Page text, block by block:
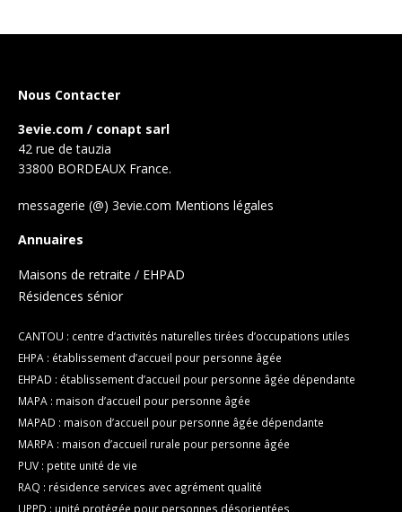
Nous Contacter
3evie.com / conapt sarl
42 rue de tauzia
33800 BORDEAUX France.
messagerie (@) 3evie.com Mentions légales
Annuaires
Maisons de retraite / EHPAD
Résidences sénior
CANTOU : centre d’activités naturelles tirées d’occupations utiles
EHPA : établissement d’accueil pour personne âgée
EHPAD : établissement d’accueil pour personne âgée dépendante
MAPA : maison d’accueil pour personne âgée
MAPAD : maison d’accueil pour personne âgée dépendante
MARPA : maison d’accueil rurale pour personne âgée
PUV : petite unité de vie
RAQ : résidence services avec agrément qualité
UPPD : unité protégée pour personnes désorientées